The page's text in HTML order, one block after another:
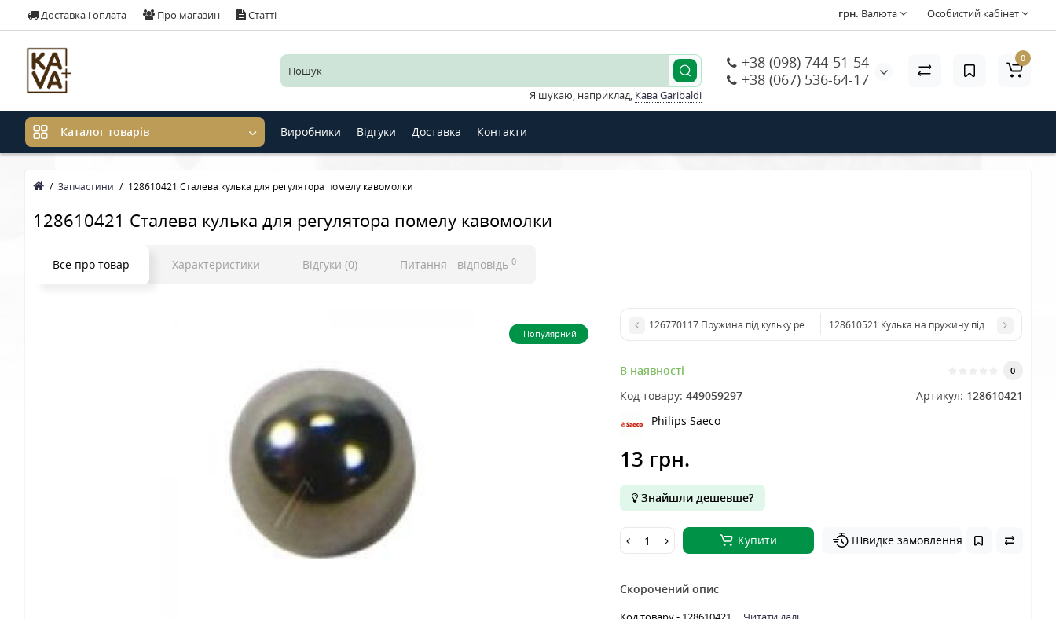
Доставка і оплата Про магазин Статті Особистий кабінет
грн. Валюта
+38 (098) 744-51-54
+38 (067) 536-64-17
Я шукаю, наприклад, Кава Garibaldi
0
Каталог товарів Виробники Відгуки Доставка Контакти
Запчастини 128610421 Сталева кулька для регулятора помелу кавомолки
128610421 Сталева кулька для регулятора помелу кавомолки
Все про товар Характеристики Відгуки (0) Питання - відповідь 0
Популярний
126770117 Пружина під кульку регулятора помелу128610521 Кулька на пружину під ножі
В наявності 0
Код товару: 449059297 Артикул: 128610421
Philips Saeco
13 грн.
Знайшли дешевше?
Купити Швидке замовлення
Скорочений опис